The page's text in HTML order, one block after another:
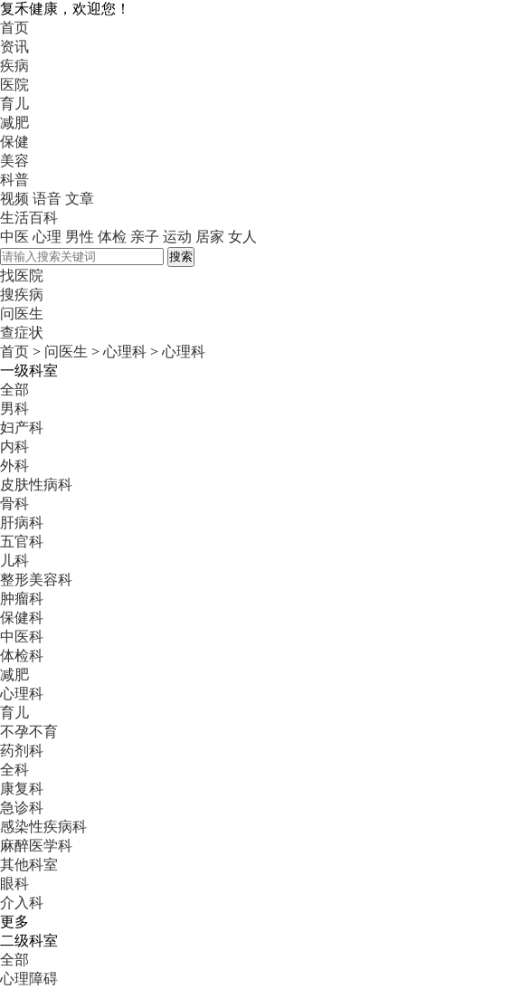
复禾健康，欢迎您！
首页
资讯
疾病
医院
育儿
减肥
保健
美容
科普
视频 语音 文章
生活百科
中医 心理 男性 体检 亲子 运动 居家 女人
搜索
找医院
搜疾病
问医生
查症状
首页 > 问医生 > 心理科 > 心理科
一级科室
全部
男科
妇产科
内科
外科
皮肤性病科
骨科
肝病科
五官科
儿科
整形美容科
肿瘤科
保健科
中医科
体检科
减肥
心理科
育儿
不孕不育
药剂科
全科
康复科
急诊科
感染性疾病科
麻醉医学科
其他科室
眼科
介入科
更多
二级科室
全部
心理障碍